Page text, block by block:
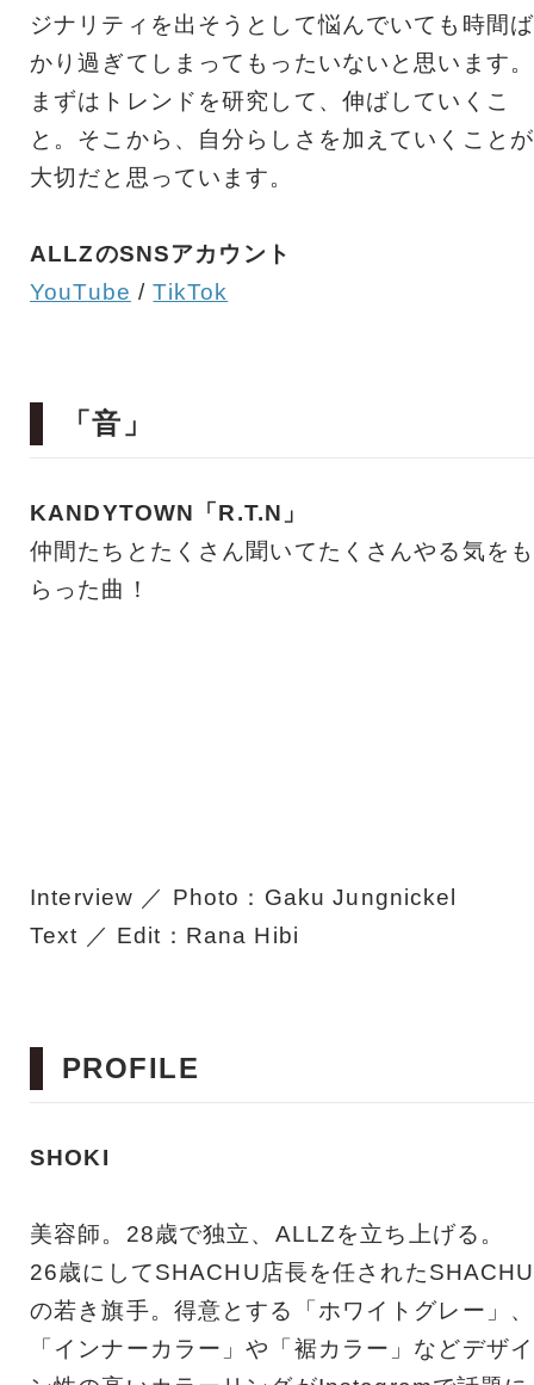
ジナリティを出そうとして悩んでいても時間ば
かり過ぎてしまってもったいないと思います。
まずはトレンドを研究して、伸ばしていくこ
と。そこから、自分らしさを加えていくことが
大切だと思っています。
ALLZのSNSアカウント
YouTube /TikTok
「音」
KANDYTOWN「R.T.N」
仲間たちとたくさん聞いてたくさんやる気をも
らった曲！
Interview ／ Photo：Gaku Jungnickel
Text ／ Edit：Rana Hibi
PROFILE
SHOKI
美容師。28歳で独立、ALLZを立ち上げる。
26歳にしてSHACHU店長を任されたSHACHU
の若き旗手。得意とする「ホワイトグレー」、
「インナーカラー」や「裾カラー」などデザイ